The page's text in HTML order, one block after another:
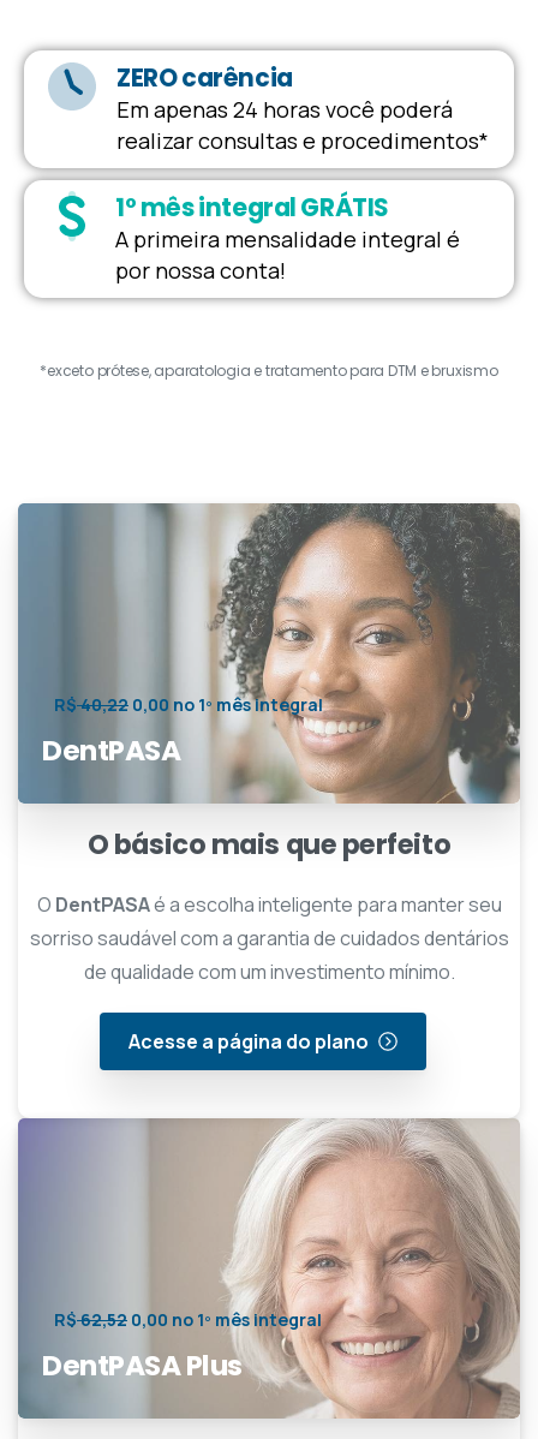
ZERO carência
Em apenas 24 horas você poderá
realizar consultas e procedimentos*
1º mês integral GRÁTIS
A primeira mensalidade integral é
por nossa conta!
*exceto prótese, aparatologia e tratamento para DTM e bruxismo
R$40,22 0,00 no 1º mês integral
DentPASA
O básico mais que perfeito
O DentPASAé a escolha inteligente para manter seu
sorriso saudável com a garantia de cuidados dentários
de qualidade com um investimento mínimo.
Acesse a página do plano
R$62,52 0,00 no 1º mês integral
DentPASA Plus